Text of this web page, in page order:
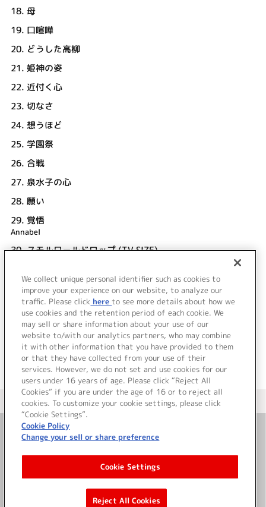
18. 母
19. 口喧嘩
20. どうした高柳
21. 姫神の姿
22. 近付く心
23. 切なさ
24. 想うほど
25. 学園祭
26. 合戦
27. 泉水子の心
28. 願い
29. 覚悟
Annabel
30.スモルワールドロップ (TV SIZE)
31.予感 (TV SIZE)
伊藤真澄
＜ BACK
＜ カタログサイト トップページへ
お問い合わせ
サイト利用について
We collect unique personal identifier such as cookies to
improve your experience on our website, to analyze our
traffic. Please click here to see more details about how we
use cookies and the retention period of each cookie. We
may sell or share information about your use of our
website to/with our analytics partners, who may combine
it with other information that you have provided to them
or that they have collected from your use of their
services. However, we do not set and use cookies for our
users under 16 years of age. Please click “Reject All
Cookies” if you are under the age of 16 or to reject all
cookies. To customize your cookie settings, please click
“Cookie Settings”.
Cookie Policy
Change your sell or share preference
Cookie Settings
Reject All Cookies